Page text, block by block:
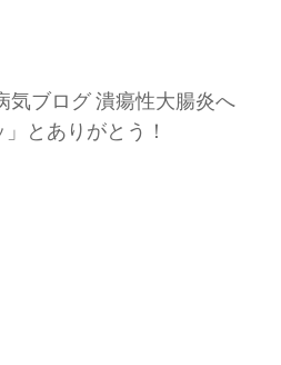
とありがとう！